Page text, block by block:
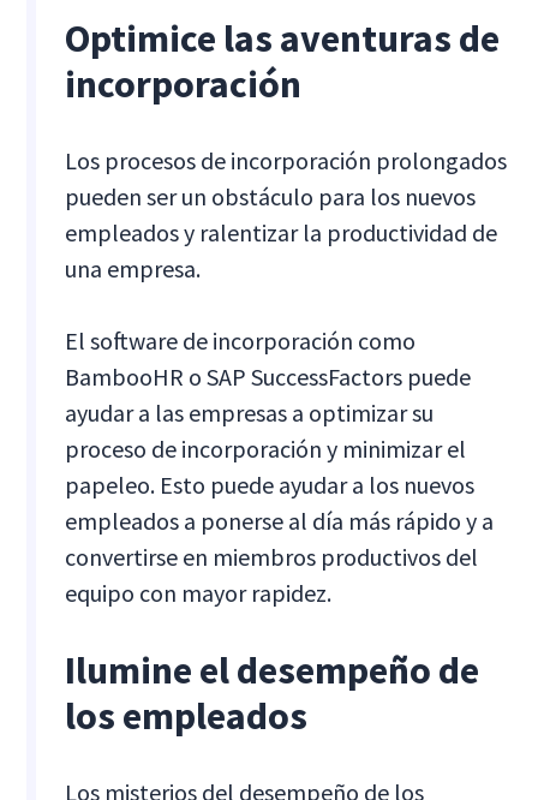
Optimice las aventuras de
incorporación
Los procesos de incorporación prolongados
pueden ser un obstáculo para los nuevos
empleados y ralentizar la productividad de
una empresa.
El software de incorporación como
BambooHR o SAP SuccessFactors puede
ayudar a las empresas a optimizar su
proceso de incorporación y minimizar el
papeleo. Esto puede ayudar a los nuevos
empleados a ponerse al día más rápido y a
convertirse en miembros productivos del
equipo con mayor rapidez.
Ilumine el desempeño de
los empleados
Los misterios del desempeño de los